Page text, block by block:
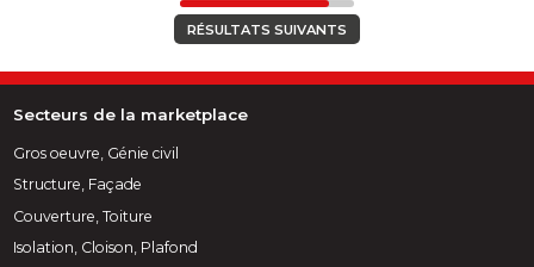
RÉSULTATS SUIVANTS
Secteurs de la marketplace
Gros oeuvre, Génie civil
Structure, Façade
Couverture, Toiture
Isolation, Cloison, Plafond